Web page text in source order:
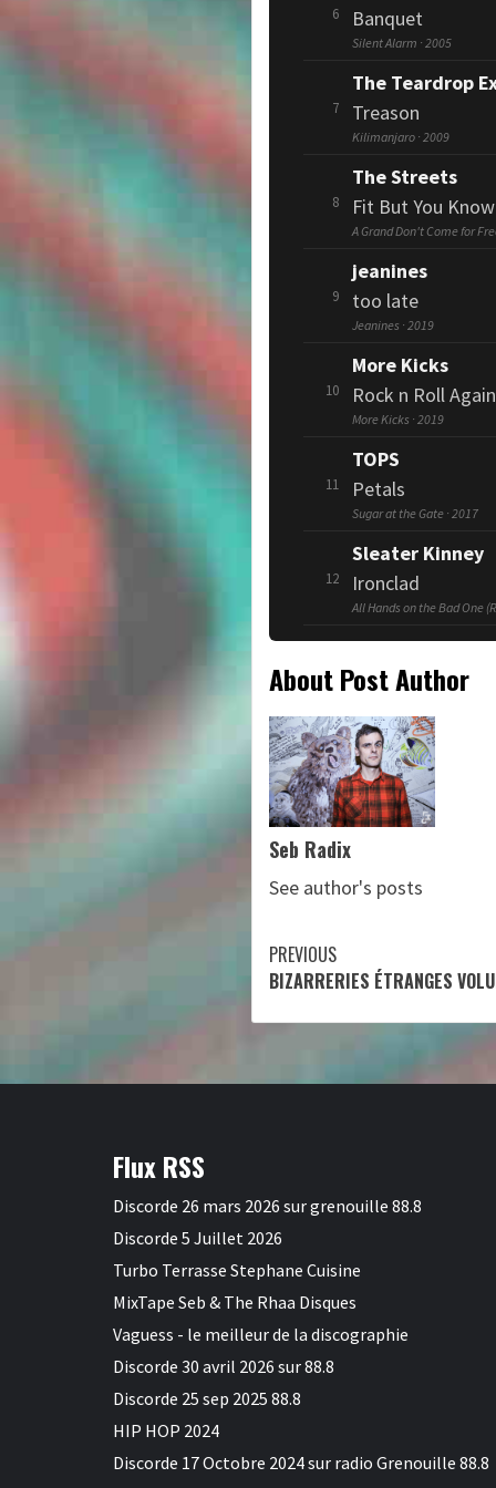
6
Banquet
Silent Alarm · 2005
7
The Teardrop
Treason
Kilimanjaro · 2009
8
The Streets
Fit But You
A Grand Don't Come for
9
jeanines
too late
Jeanines · 2019
10
More Kicks
Rock n Roll Again
More Kicks · 2019
11
TOPS
Petals
Sugar at the Gate · 2017
12
Sleater Kinney
Ironclad
All Hands on the Bad One
About Post Author
Seb Radix
See author's posts
Continue
Reading
PREVIOUS
BIZARRERIES ÉTRANGES
Flux RSS
Discorde 26 mars 2026 sur grenouille 88.8
Discorde 5 Juillet 2026
Turbo Terrasse Stephane Cuisine
MixTape Seb & The Rhaa Disques
Vaguess - le meilleur de la discographie
Discorde 30 avril 2026 sur 88.8
Discorde 25 sep 2025 88.8
HIP HOP 2024
Discorde 17 Octobre 2024 sur radio Grenouille 88.8